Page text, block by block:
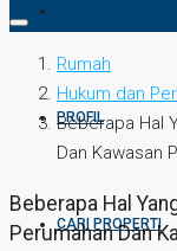
PROFIL
CARI PROPERTI
Rumah
Hukum dan
Beberapa Hal
Dan Kawasan
Beberapa Hal
Perumahan Dan